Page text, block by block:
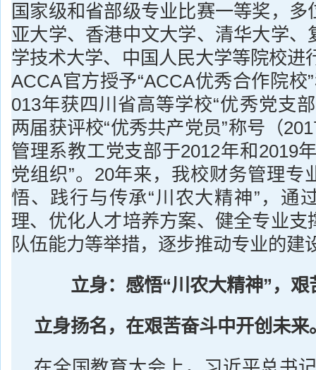
国家级和省部级专业比赛一等奖，多
亚大学、香港中文大学、清华大学、
学技术大学、中国人民大学等院校进
ACCA官方授予“ACCA优秀合作院校
013年获四川省高等学校“优秀党支
两届获评校“优秀共产党员”称号（
管理系教工党支部于2012年和2019
党组织”。20年来，我校财务管理专
悟、践行与传承“川农大精神”，通
理、优化人才培养方案、健全专业支
队伍能力等举措，逐步推动专业的建
立身：感悟“川农大精神” ，艰
立身扬名，在艰苦奋斗中开创未来